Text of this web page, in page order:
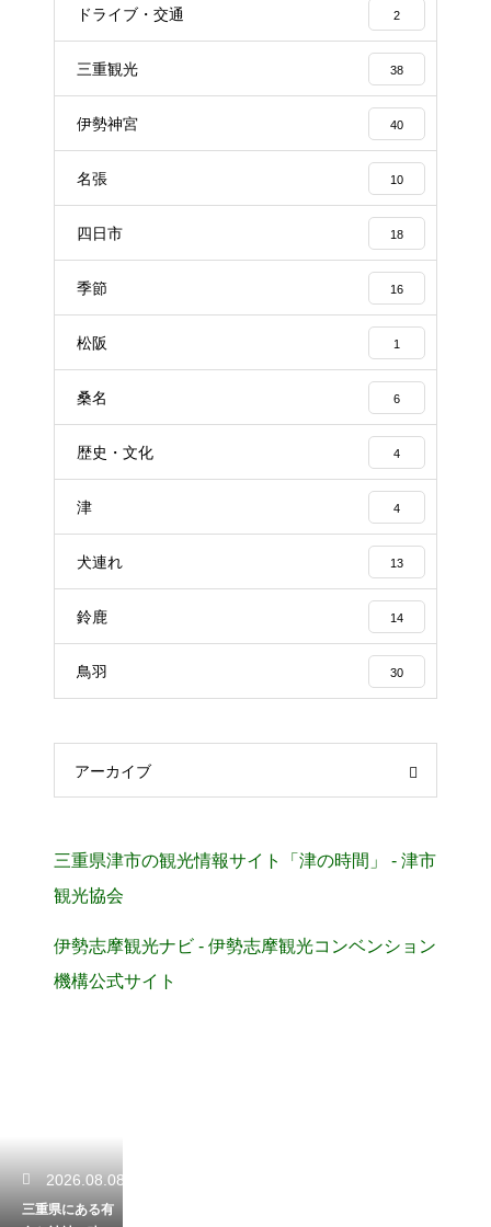
ドライブ・交通 2
三重観光 38
伊勢神宮 40
名張 10
四日市 18
季節 16
松阪 1
桑名 6
歴史・文化 4
津 4
犬連れ 13
鈴鹿 14
鳥羽 30
アーカイブ
三重県津市の観光情報サイト「津の時間」 - 津市
観光協会
伊勢志摩観光ナビ - 伊勢志摩観光コンベンション
機構公式サイト
2026.08.08
三重県にある有